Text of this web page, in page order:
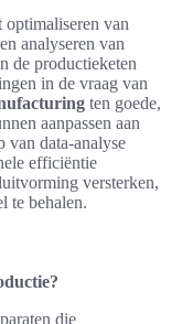
optimaliseren van
analyseren van
de productieketen
in de vraag van
ten goede,
aanpassen aan
van data-analyse
efficiëntie
versterken,
te behalen.
die